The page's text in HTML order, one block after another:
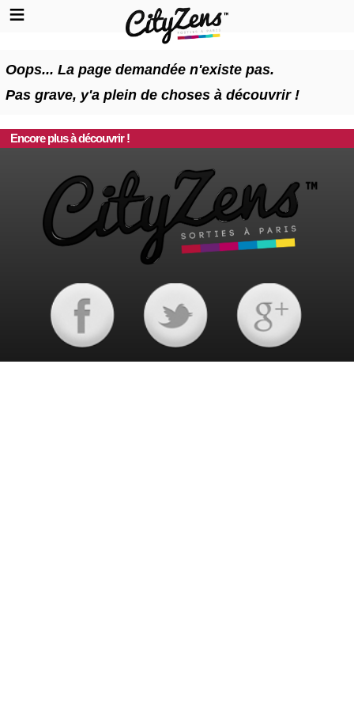
Oops... La page demandée n'existe pas.
Pas grave, y'a plein de choses à découvrir !
Encore plus à découvrir !